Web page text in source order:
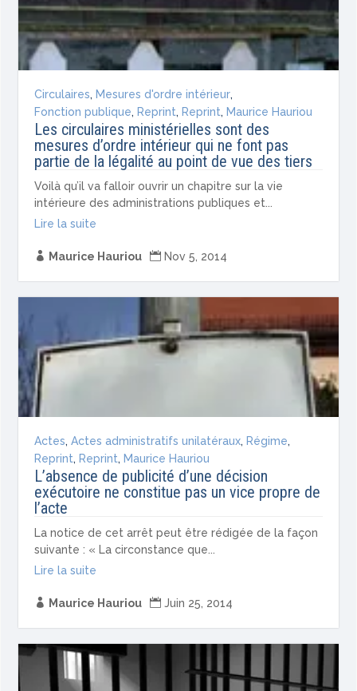
Circulaires, Mesures d'ordre intérieur,
Fonction publique, Reprint, Reprint, Maurice Hauriou
Les circulaires ministérielles sont des
mesures d’ordre intérieur qui ne font pas
partie de la légalité au point de vue des tiers
Voilà qu’il va falloir ouvrir un chapitre sur la vie
intérieure des administrations publiques et...
Lire la suite
 Maurice Hauriou  Nov 5, 2014
Actes,Actes administratifs unilatéraux, Régime,
Reprint, Reprint, Maurice Hauriou
L’absence de publicité d’une décision
exécutoire ne constitue pas un vice propre de
l’acte
La notice de cet arrêt peut être rédigée de la façon
suivante : « La circonstance que...
Lire la suite
 Maurice Hauriou  Juin 25, 2014